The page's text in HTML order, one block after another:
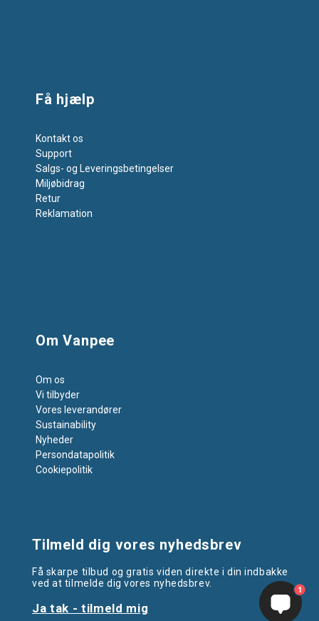
Få hjælp
Kontakt os
Support
Salgs- og Leveringsbetingelser
Miljøbidrag
Retur
Reklamation
Om Vanpee
Om os
Vi tilbyder
Vores leverandører
Sustainability
Nyheder
Persondatapolitik
Cookiepolitik
Tilmeld dig vores nyhedsbrev
Få skarpe tilbud og gratis viden direkte i din indbakke
ved at tilmelde dig vores nyhedsbrev.
Ja tak - tilmeld mig
1